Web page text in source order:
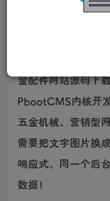
五金机电网站
金配件网站源码下
PbootCMS内核开
五金机械、营销型
需要把文字图片换
响应式，同一个后
数据！